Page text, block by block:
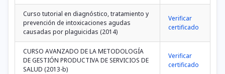
Curso tutorial en diagnóstico, tratamiento y
prevención de intoxicaciones agudas
causadas por plaguicidas (2014)
Verificar
certificado
CURSO AVANZADO DE LA METODOLOGÍA
DE GESTIÓN PRODUCTIVA DE SERVICIOS DE
SALUD (2013-b)
Verificar
certificado